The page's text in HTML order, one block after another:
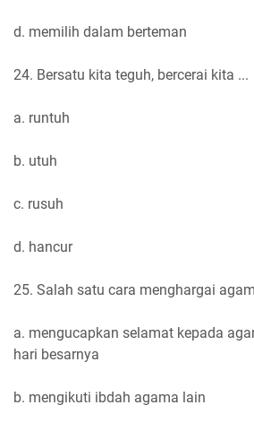
d. memilih dalam berteman
24. Bersatu kita teguh, bercerai kita ...
a. runtuh
b. utuh
c. rusuh
d. hancur
25. Salah satu cara menghargai
a. mengucapkan selamat kepada
hari besarnya
b. mengikuti ibdah agama lain